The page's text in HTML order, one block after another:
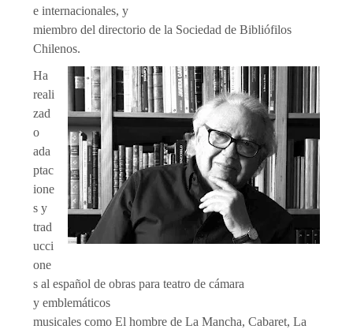
e internacionales, y
miembro del directorio de la Sociedad de Bibliófilos
Chilenos.
Ha
reali
zad
o
ada
ptac
ione
s y
trad
ucci
one
s al español de obras para teatro de cámara
y emblemáticos
musicales como El hombre de La Mancha, Cabaret, La